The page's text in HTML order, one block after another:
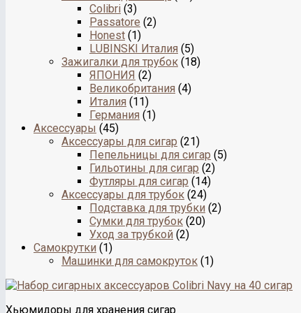
Colibri (3)
Passatore (2)
Honest (1)
LUBINSKI Италия (5)
Зажигалки для трубок (18)
ЯПОНИЯ (2)
Великобритания (4)
Италия (11)
Германия (1)
Аксессуары (45)
Аксессуары для сигар (21)
Пепельницы для сигар (5)
Гильотины для сигар (2)
Футляры для сигар (14)
Аксессуары для трубок (24)
Подставка для трубки (2)
Сумки для трубок (20)
Уход за трубкой (2)
Самокрутки (1)
Машинки для самокруток (1)
Хьюмидоры для хранения сигар